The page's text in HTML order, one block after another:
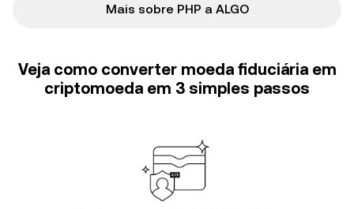
Mais sobre PHP a ALGO
Veja como converter moeda fiduciária em
criptomoeda em 3 simples passos